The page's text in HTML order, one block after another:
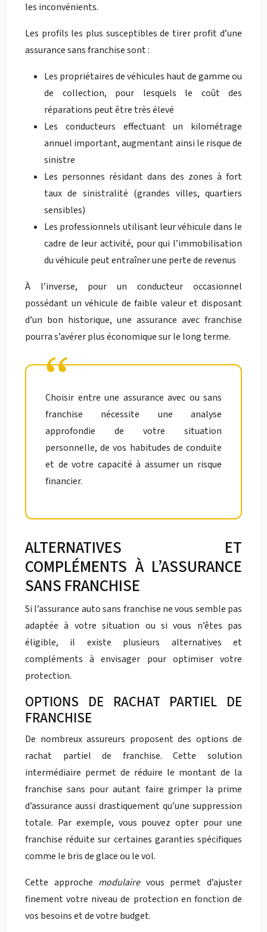
les inconvénients.
Les profils les plus susceptibles de tirer profit d’une
assurance sans franchise sont :
Les propriétaires de véhicules haut de gamme ou
de collection, pour lesquels le coût des
réparations peut être très élevé
Les conducteurs effectuant un kilométrage
annuel important, augmentant ainsi le risque de
sinistre
Les personnes résidant dans des zones à fort
taux de sinistralité (grandes villes, quartiers
sensibles)
Les professionnels utilisant leur véhicule dans le
cadre de leur activité, pour qui l’immobilisation
du véhicule peut entraîner une perte de revenus
À l’inverse, pour un conducteur occasionnel
possédant un véhicule de faible valeur et disposant
d’un bon historique, une assurance avec franchise
pourra s’avérer plus économique sur le long terme.
Choisir entre une assurance avec ou sans
franchise nécessite une analyse
approfondie de votre situation
personnelle, de vos habitudes de conduite
et de votre capacité à assumer un risque
financier.
ALTERNATIVES ET
COMPLÉMENTS À L’ASSURANCE
SANS FRANCHISE
Si l’assurance auto sans franchise ne vous semble pas
adaptée à votre situation ou si vous n’êtes pas
éligible, il existe plusieurs alternatives et
compléments à envisager pour optimiser votre
protection.
OPTIONS DE RACHAT PARTIEL DE
FRANCHISE
De nombreux assureurs proposent des options de
rachat partiel de franchise. Cette solution
intermédiaire permet de réduire le montant de la
franchise sans pour autant faire grimper la prime
d’assurance aussi drastiquement qu’une suppression
totale. Par exemple, vous pouvez opter pour une
franchise réduite sur certaines garanties spécifiques
comme le bris de glace ou le vol.
Cette approche modulaire vous permet d’ajuster
finement votre niveau de protection en fonction de
vos besoins et de votre budget.